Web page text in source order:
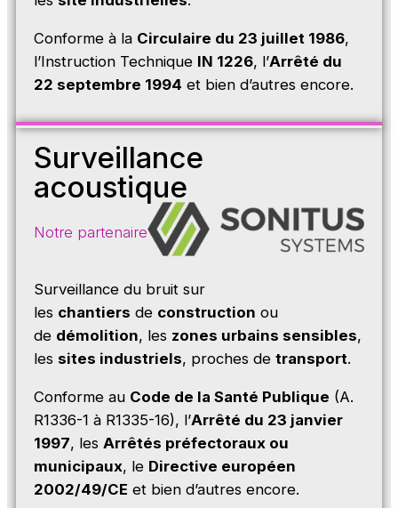
Conforme à la Circulaire du 23 juillet 1986,
l’Instruction Technique IN 1226, l’Arrêté du
22 septembre 1994 et bien d’autres encore.
Surveillance
acoustique
Notre partenaire
Surveillance du bruit sur
les chantiers de construction ou
de démolition, les zones urbains sensibles,
les sites industriels, proches de transport.
Conforme au Code de la Santé Publique (A.
R1336-1 à R1335-16), l’Arrêté du 23 janvier
1997, les Arrêtés préfectoraux ou
municipaux, le Directive européen
2002/49/CE et bien d’autres encore.